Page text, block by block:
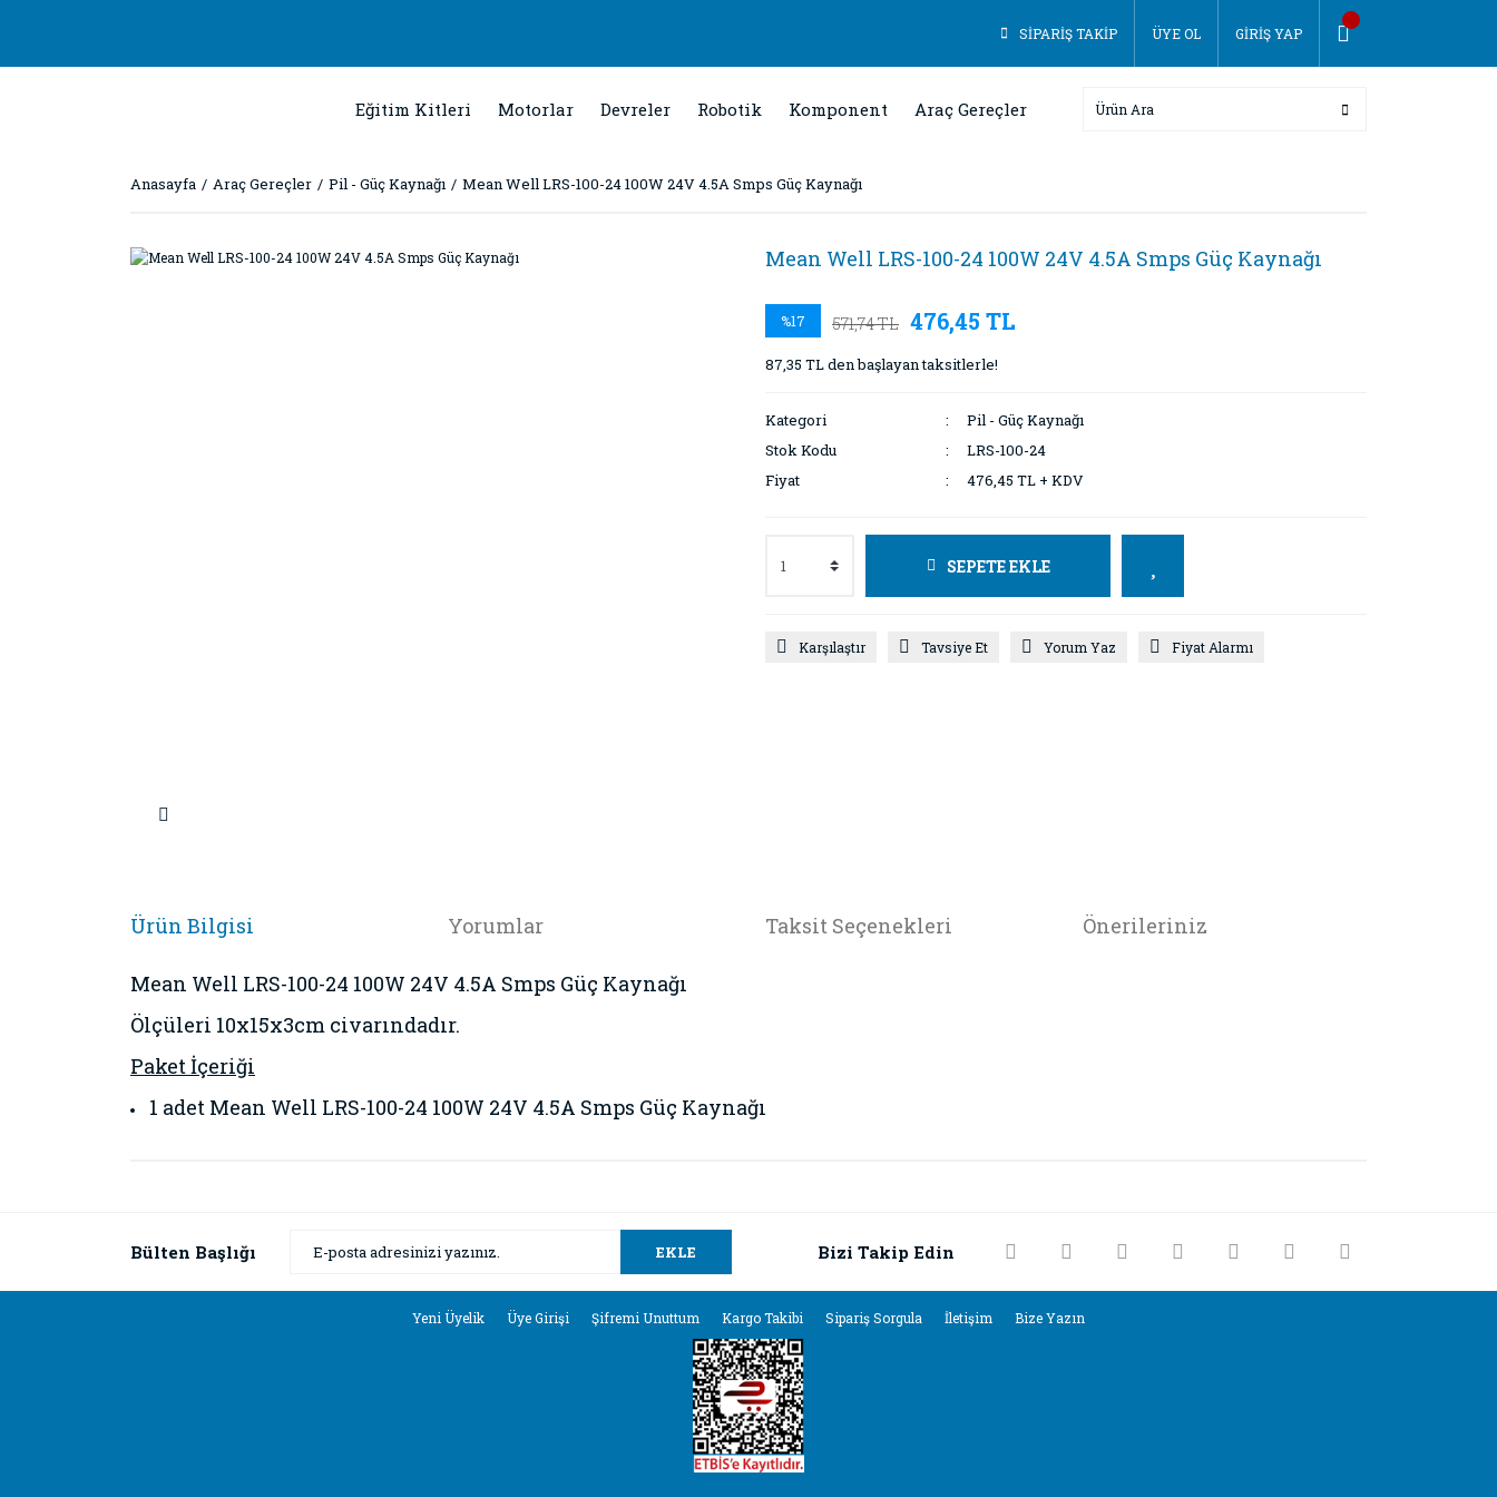
SİPARİŞ TAKİP ÜYE OL GİRİŞ YAP
Eğitim Kitleri Motorlar Devreler Robotik Komponent Araç Gereçler
Anasayfa Araç Gereçler Pil - Güç Kaynağı Mean Well LRS-100-24 100W 24V 4.5A Smps Güç Kaynağı
Mean Well LRS-100-24 100W 24V 4.5A Smps Güç Kaynağı
%17 571,74 TL 476,45 TL
87,35 TL den başlayan taksitlerle!
Kategori
Pil - Güç Kaynağı
Stok Kodu
LRS-100-24
Fiyat
476,45 TL + KDV
SEPETE EKLE
Karşılaştır Tavsiye Et Yorum Yaz Fiyat Alarmı
Ürün Bilgisi Yorumlar Taksit Seçenekleri Önerileriniz
Mean Well LRS-100-24 100W 24V 4.5A Smps Güç Kaynağı
Ölçüleri 10x15x3cm civarındadır.
Paket İçeriği
1 adet Mean Well LRS-100-24 100W 24V 4.5A Smps Güç Kaynağı
Ürün resmi kalitesiz, bozuk veya görüntülenemiyor.
Bülten Başlığı EKLE Bizi Takip Edin
Yeni Üyelik Üye Girişi Şifremi Unuttum Kargo Takibi Sipariş Sorgula İletişim Bize Yazın